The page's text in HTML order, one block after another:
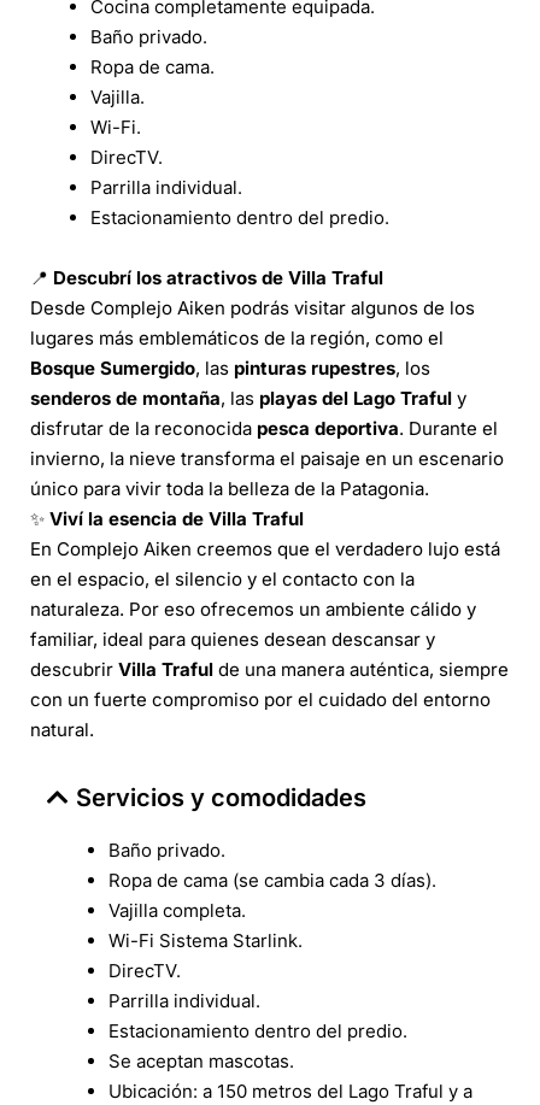
Cocina completamente equipada.
Baño privado.
Ropa de cama.
Vajilla.
Wi-Fi.
DirecTV.
Parrilla individual.
Estacionamiento dentro del predio.
📍 Descubrí los atractivos de Villa Traful
Desde Complejo Aiken podrás visitar algunos de los
lugares más emblemáticos de la región, como el
Bosque Sumergido, las pinturas rupestres, los
senderos de montaña, las playas del Lago Traful y
disfrutar de la reconocida pesca deportiva. Durante el
invierno, la nieve transforma el paisaje en un escenario
único para vivir toda la belleza de la Patagonia.
✨ Viví la esencia de Villa Traful
En Complejo Aiken creemos que el verdadero lujo está
en el espacio, el silencio y el contacto con la
naturaleza. Por eso ofrecemos un ambiente cálido y
familiar, ideal para quienes desean descansar y
descubrir Villa Traful de una manera auténtica, siempre
con un fuerte compromiso por el cuidado del entorno
natural.
Servicios y comodidades
Baño privado.
Ropa de cama (se cambia cada 3 días).
Vajilla completa.
Wi-Fi Sistema Starlink.
DirecTV.
Parrilla individual.
Estacionamiento dentro del predio.
Se aceptan mascotas.
Ubicación: a 150 metros del Lago Traful y a